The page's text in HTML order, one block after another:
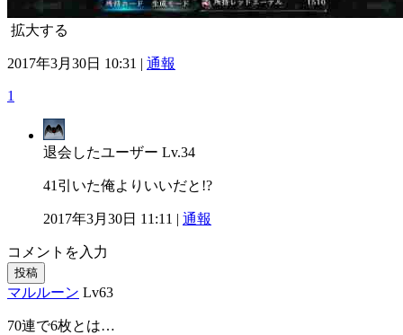
拡大する
2017年3月30日 10:31 | 通報
1
退会したユーザー Lv.34
41引いた俺よりいいだと!?
2017年3月30日 11:11 | 通報
コメントを入力
投稿
マルルーン Lv63
70連で6枚とは…